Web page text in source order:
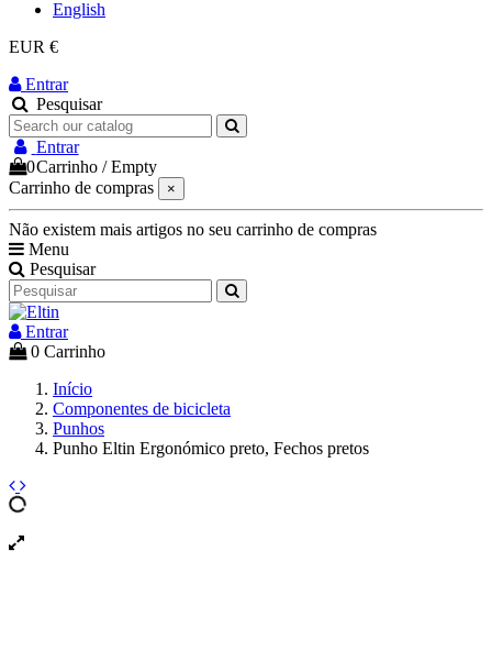
English
EUR €
Entrar
Pesquisar
Entrar
0Carrinho /Empty
Carrinho de compras
×
Não existem mais artigos no seu carrinho de compras
Menu
Pesquisar
Entrar
0 Carrinho
Início
Componentes de bicicleta
Punhos
Punho Eltin Ergonómico preto, Fechos pretos